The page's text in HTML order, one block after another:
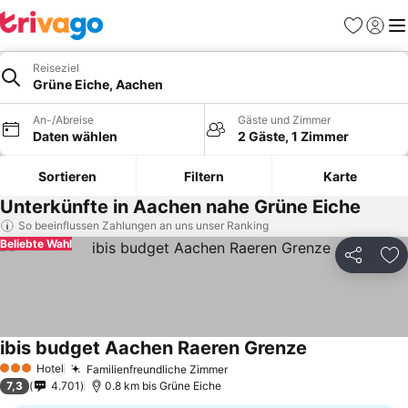
Favoriten
Reiseziel
Grüne Eiche, Aachen
An-/Abreise
Daten wählen
Gäste und Zimmer
2 Gäste, 1 Zimmer
Sortieren Filtern Karte
Unterkünfte in Aachen nahe Grüne Eiche
So beeinflussen Zahlungen an uns unser Ranking
Teilen
Beliebte Wahl
3 SterneHotel Familienfreundliche Zimmer
ibis budget Aachen Raeren Grenze
7,3 4.701 0.8 km bis Grüne Eiche